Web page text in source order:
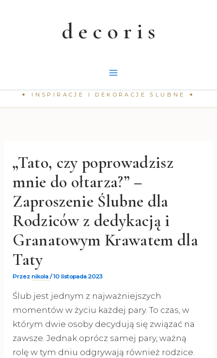
„Tato, czy poprowadzisz
mnie do ołtarza?” –
Zaproszenie Ślubne dla
Rodziców z dedykacją i
Granatowym Krawatem dla
Taty
Przeznikola/10 listopada 2023
Ślub jest jednym z najważniejszych
momentów w życiu każdej pary. To czas, w
którym dwie osoby decydują się związać na
zawsze. Jednak oprócz samej pary, ważną
rolę w tym dniu odgrywają również rodzice.